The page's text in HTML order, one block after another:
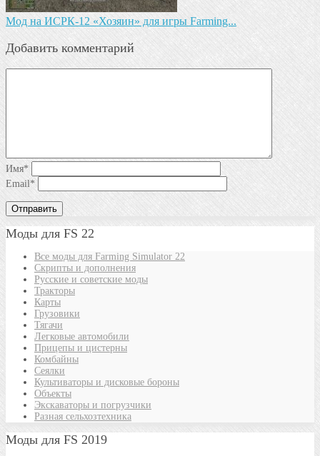
Мод на ИСРК-12 «Хозяин» для игры Farming...
Добавить комментарий
Имя*
Email*
Моды для FS 22
Все моды для Farming Simulator 22
Скрипты и дополнения
Русские и советские моды
Тракторы
Карты
Грузовики
Тягачи
Легковые автомобили
Прицепы и цистерны
Комбайны
Сеялки
Культиваторы и дисковые бороны
Объекты
Экскаваторы и погрузчики
Разная сельхозтехника
Моды для FS 2019